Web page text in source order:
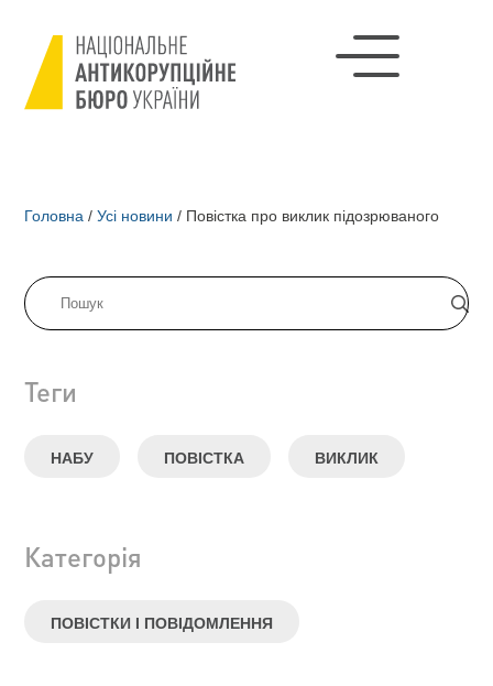
Головна / Усі новини / Повістка про виклик підозрюваного
Теги
НАБУ ПОВІСТКА ВИКЛИК
Категорія
ПОВІСТКИ І ПОВІДОМЛЕННЯ